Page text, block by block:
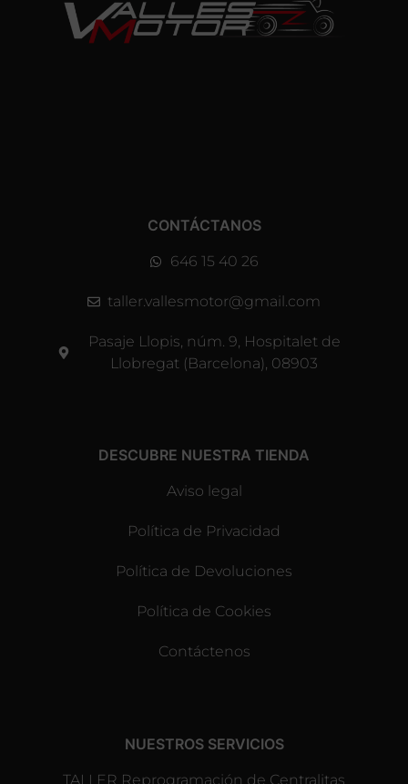
CONTÁCTANOS
646 15 40 26
taller.vallesmotor@gmail.com
Pasaje Llopis, núm. 9, Hospitalet de
Llobregat (Barcelona), 08903
DESCUBRE NUESTRA TIENDA
Aviso legal
Política de Privacidad
Política de Devoluciones
Política de Cookies
Contáctenos
NUESTROS SERVICIOS
TALLER Reprogramación de Centralitas